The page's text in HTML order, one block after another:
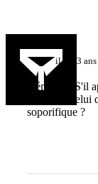
il y a 3 ans
Démago ! S'il
pourquoi celui
soporifique ?